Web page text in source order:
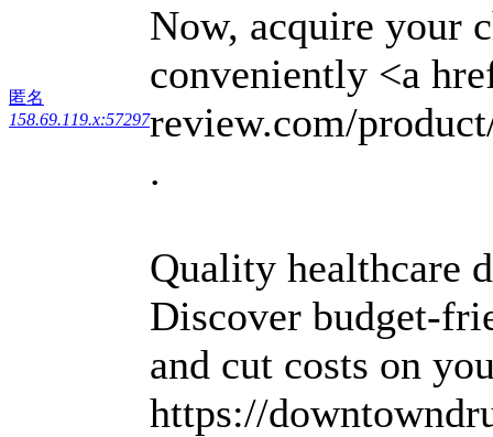
匿名
158.69.119.x:57297
Now, acquire your
conveniently <a
review.com/
.
Quality healthcare
Discover budget-
and cut costs on
https://